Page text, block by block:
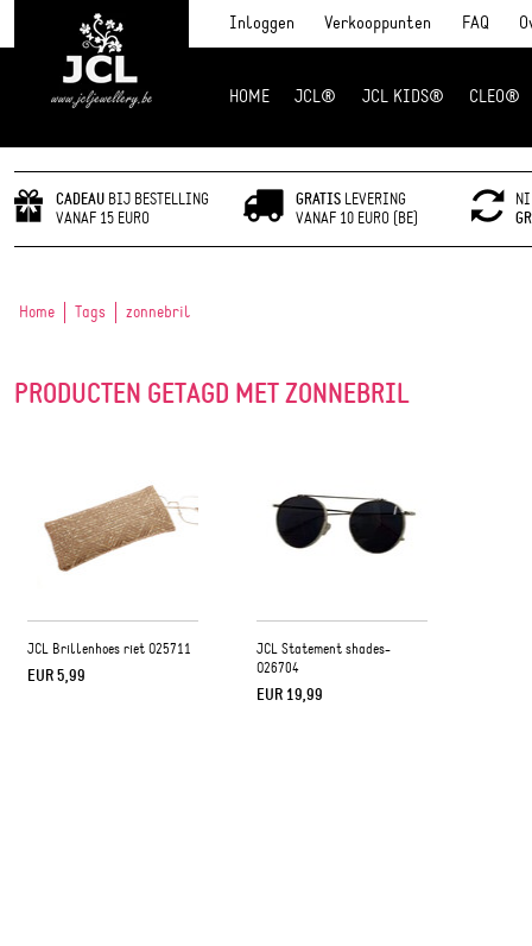
Inloggen Verkooppunten FAQ
HOME JCL® JCL KIDS® CLEO®
CADEAU BIJ BESTELLING
VANAF 15 EURO
GRATISLEVERING
VANAF 10 EURO (BE)
Home Tags zonnebril
PRODUCTEN GETAGD MET ZONNEBRIL
JCL Brillenhoes riet O25711
EUR 5,99
JCL Statement shades-
O26704
EUR 19,99